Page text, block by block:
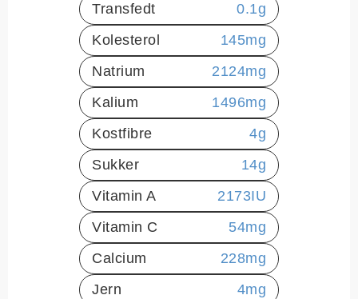
Transfedt
0.1g
Kolesterol
145mg
Natrium
2124mg
Kalium
1496mg
Kostfibre
4g
Sukker
14g
Vitamin A
2173IU
Vitamin C
54mg
Calcium
228mg
Jern
4mg